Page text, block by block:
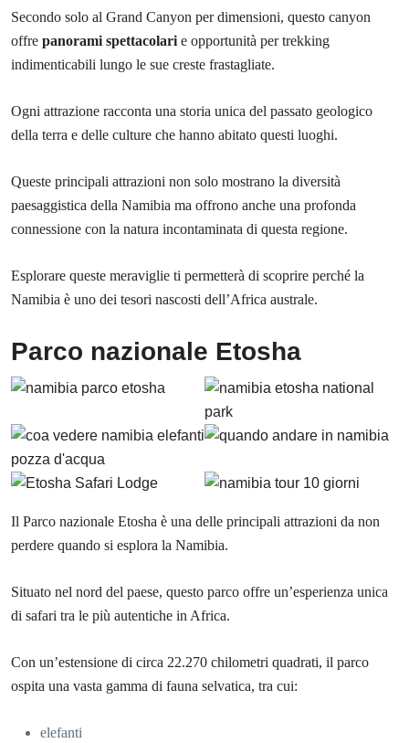
Secondo solo al Grand Canyon per dimensioni, questo canyon
offre panorami spettacolari e opportunità per trekking
indimenticabili lungo le sue creste frastagliate.
Ogni attrazione racconta una storia unica del passato geologico
della terra e delle culture che hanno abitato questi luoghi.
Queste principali attrazioni non solo mostrano la diversità
paesaggistica della Namibia ma offrono anche una profonda
connessione con la natura incontaminata di questa regione.
Esplorare queste meraviglie ti permetterà di scoprire perché la
Namibia è uno dei tesori nascosti dell’Africa australe.
Parco nazionale Etosha
Il Parco nazionale Etosha è una delle principali attrazioni da non
perdere quando si esplora la Namibia.
Situato nel nord del paese, questo parco offre un’esperienza unica
di safari tra le più autentiche in Africa.
Con un’estensione di circa 22.270 chilometri quadrati, il parco
ospita una vasta gamma di fauna selvatica, tra cui:
elefanti